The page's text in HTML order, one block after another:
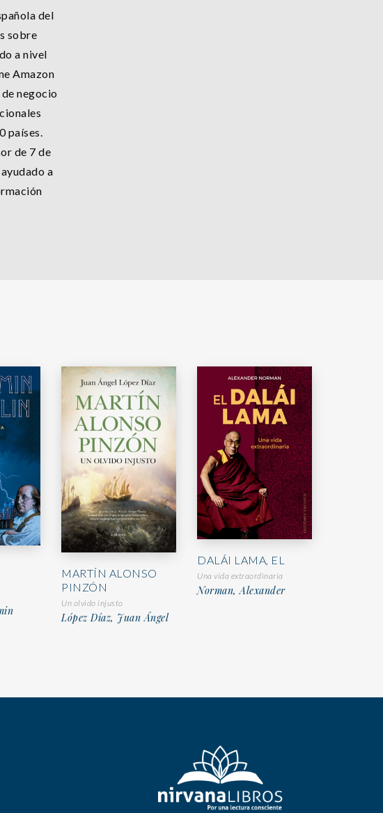
del
sobre
a nivel
Amazon
negocio
países.
de 7 de
a
MARTÍN ALONSO
PINZÓN
Un olvido injusto
López Díaz, Juan Ángel
DALÁI LAMA, EL
Una vida extraordinaria
Norman, Alexander